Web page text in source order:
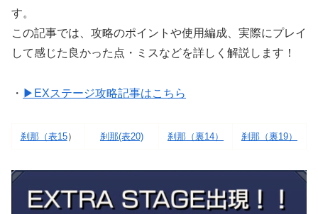
す。
この記事では、攻略のポイントや使用編成、実際にプレイ
して感じた良かった点・ミスなどを詳しく解説します！
・ ▶EXステージ攻略記事はこちら
刹那（表15） 刹那(表20) 刹那（裏14） 刹那（裏19）